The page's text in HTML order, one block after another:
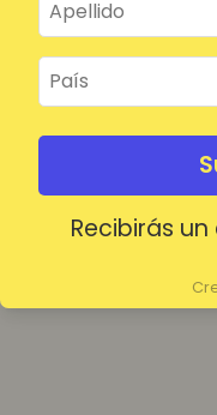
Recibirás
Mantenerme
Acceder